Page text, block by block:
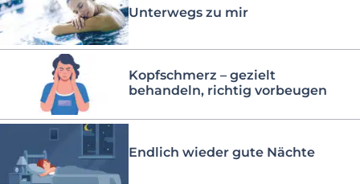
Unterwegs zu mir
Kopfschmerz – gezielt
behandeln, richtig vorbeugen
Endlich wieder gute Nächte